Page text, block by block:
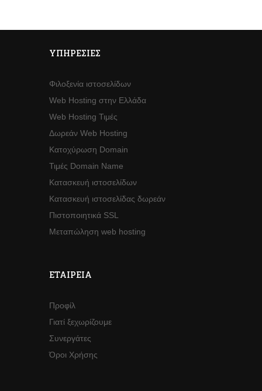
ΥΠΗΡΕΣΊΕΣ
Φιλοξενία ιστοσελίδων
Web Hosting στην Ελλάδα
Web Hosting Τιμές
Δωρεάν Web Hosting
Κατοχύρωση Domain
Τιμές Domain Name
Κατασκευή ιστοσελίδων
Κατασκευή ιστοσελίδας δωρεάν
Πιστοποιητικά SSL
Μεταπώληση web hosting
ΕΤΑΙΡΕΊΑ
Προφίλ
Γιατί ξεχωρίζουμε
Συνεργάτες
Όροι Χρήσης